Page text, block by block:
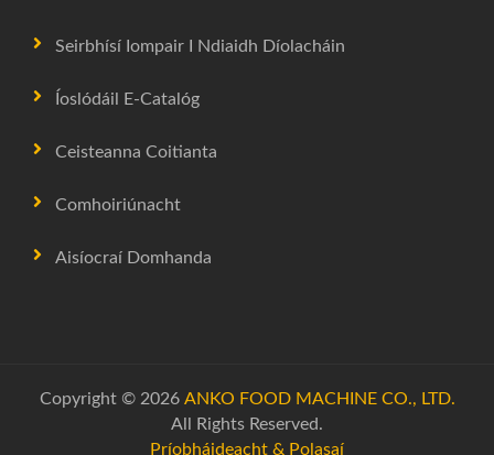
Seirbhísí Iompair I Ndiaidh Díolacháin
Íoslódáil E-Catalóg
Ceisteanna Coitianta
Comhoiriúnacht
Aisíocraí Domhanda
Copyright © 2026 ANKO FOOD MACHINE CO., LTD.
All Rights Reserved.
Príobháideacht & Polasaí